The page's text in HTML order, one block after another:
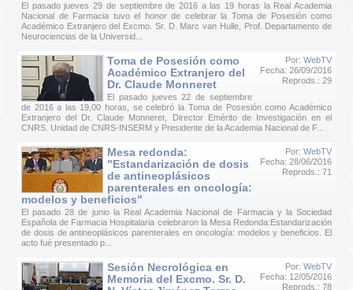
El pasado jueves 29 de septiembre de 2016 a las 19 horas la Real Academia
Nacional de Farmacia tuvo el honor de celebrar la Toma de Posesión como
Académico Extranjero del Excmo. Sr. D. Marc van Hulle, Prof. Departamento de
Neurociencias de la Universid...
Por: WebTV
Fecha: 26/09/2016
Reprods.: 29
Toma de Posesión como
Académico Extranjero del
Dr. Claude Monneret
El pasado jueves 22 de septiembre
de 2016 a las 19,00 horas, se celebró la Toma de Posesión como Académico
Extranjero del Dr. Claude Monneret, Director Emérito de Investigación en el
CNRS. Unidad de CNRS-INSERM y Presidente de la Academia Nacional de F...
Por: WebTV
Fecha: 28/06/2016
Reprods.: 71
Mesa redonda:
"Estandarización de dosis
de antineoplásicos
parenterales en oncología:
modelos y beneficios"
El pasado 28 de junio la Real Academia Nacional de Farmacia y la Sociedad
Española de Farmacia Hospitalaria celebraron la Mesa Redonda:Estandarización
de dosis de antineoplásicos parenterales en oncología: modelos y beneficios. El
acto fué presentado p...
Por: WebTV
Fecha: 12/05/2016
Reprods.: 78
Sesión Necrológica en
Memoria del Excmo. Sr. D.